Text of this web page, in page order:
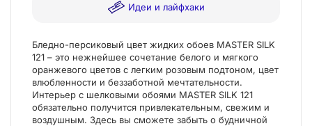
Идеи и лайфхаки
Бледно-персиковый цвет жидких обоев MASTER SILK
121 – это нежнейшее сочетание белого и мягкого
оранжевого цветов с легким розовым подтоном, цвет
влюбленности и беззаботной мечтательности.
Интерьер с шелковыми обоями MASTER SILK 121
обязательно получится привлекательным, свежим и
воздушным. Здесь вы сможете забыть о будничной